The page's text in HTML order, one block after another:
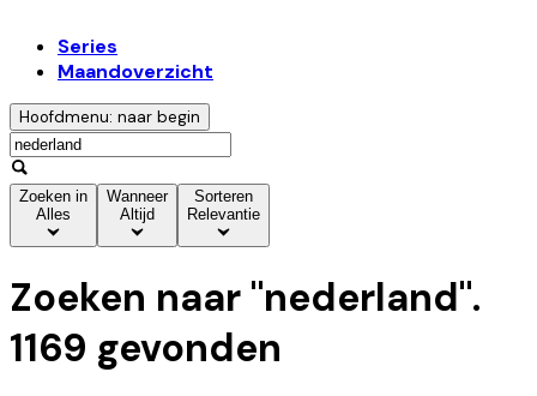
Series
Maandoverzicht
Hoofdmenu: naar begin
Zoeken in
Alles
Wanneer
Altijd
Sorteren
Relevantie
Zoeken naar "nederland".
1169 gevonden